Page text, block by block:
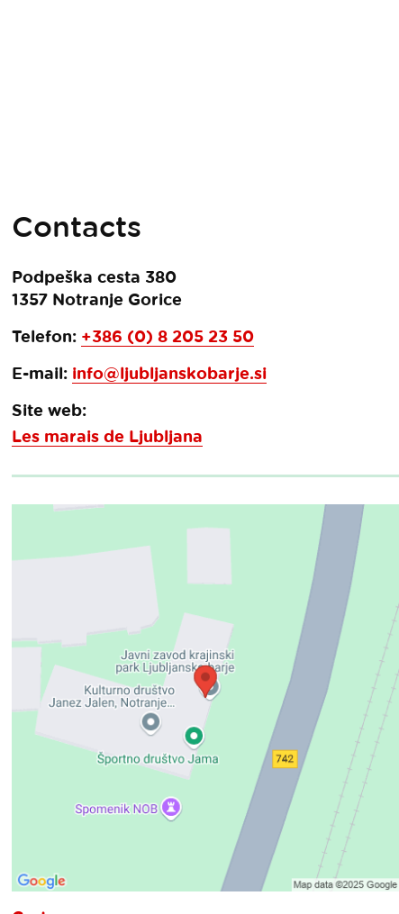
Contacts
Podpeška cesta 380
1357 Notranje Gorice
Telefon: +386 (0) 8 205 23 50
E-mail: info@ljubljanskobarje.si
Site web:
Les marais de Ljubljana